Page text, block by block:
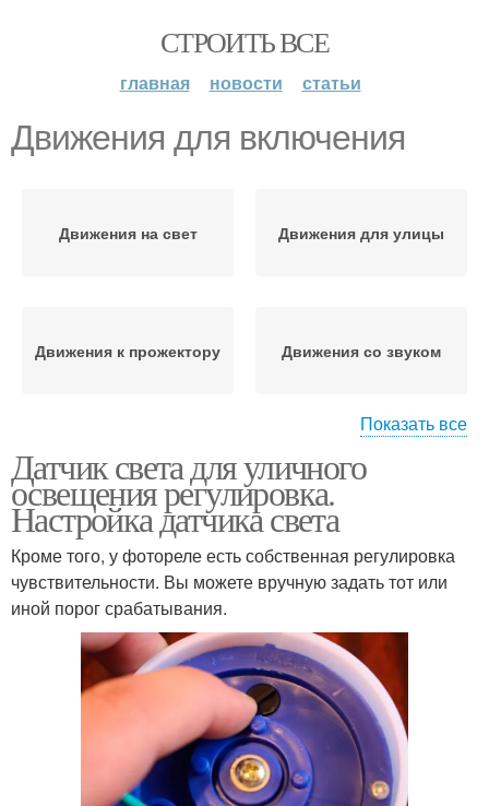
СТРОИТЬ ВСЕ
главная новости статьи
Движения для включения
Движения на свет Движения для улицы
Движения к прожектору Движения со звуком
сигнализации
Движения с пультами
Освещенность для
включения
Движения на
светодиодном
Показать все
Датчик света для уличного
освещения регулировка.
Настройка датчика света
Кроме того, у фотореле есть собственная регулировка
чувствительности. Вы можете вручную задать тот или
иной порог срабатывания.